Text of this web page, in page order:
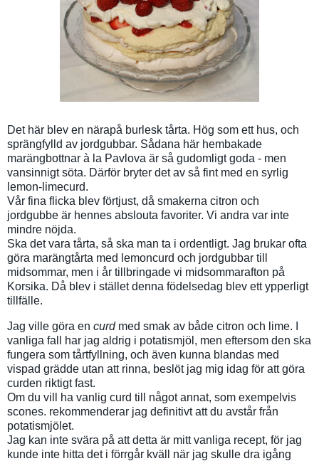
Det här blev en närapå burlesk tårta. Hög som ett hus, och
sprängfylld av jordgubbar. Sådana här hembakade
marängbottnar à la Pavlova är så gudomligt goda - men
vansinnigt söta. Därför bryter det av så fint med en syrlig
lemon-limecurd.
Vår fina flicka blev förtjust, då smakerna citron och
jordgubbe är hennes abslouta favoriter. Vi andra var inte
mindre nöjda.
Ska det vara tårta, så ska man ta i ordentligt. Jag brukar ofta
göra marängtårta med lemoncurd och jordgubbar till
midsommar, men i år tillbringade vi midsommarafton på
Korsika. Då blev i stället denna födelsedag blev ett ypperligt
tillfälle.
Jag ville göra en curdmed smak av både citron och lime. I
vanliga fall har jag aldrig i potatismjöl, men eftersom den ska
fungera som tårtfyllning, och även kunna blandas med
vispad grädde utan att rinna, beslöt jag mig idag för att göra
curden riktigt fast.
Om du vill ha vanlig curd till något annat, som exempelvis
scones. rekommenderar jag definitivt att du avstår från
potatismjölet.
Jag kan inte svära på att detta är mitt vanliga recept, för jag
kunde inte hitta det i förrgår kväll när jag skulle dra igång